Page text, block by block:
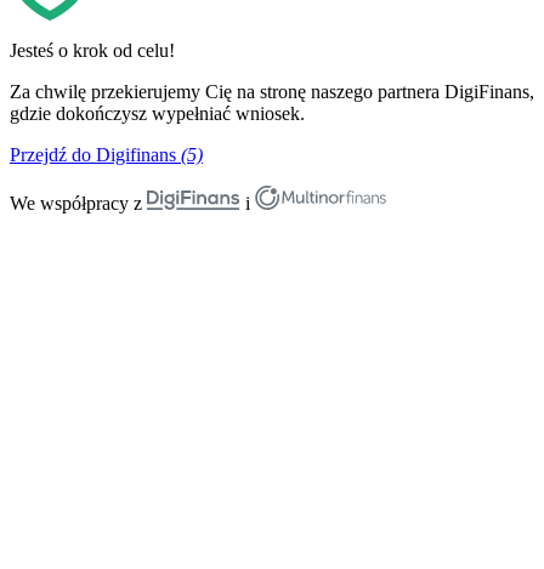
Jesteś o krok od celu!
Za chwilę przekierujemy Cię na stronę naszego partnera DigiFinans,
gdzie dokończysz wypełniać wniosek.
Przejdź do Digifinans (5)
We współpracy z i